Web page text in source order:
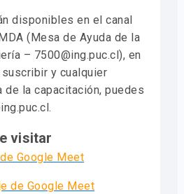
disponibles en el canal
(Mesa de Ayuda de la
– 7500@ing.puc.cl), en
y cualquier
de la capacitación, puedes
visitar
Google Meet
de Google Meet